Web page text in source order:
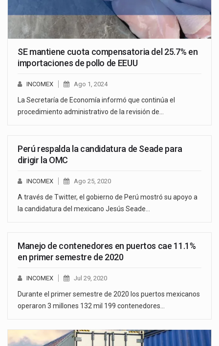
SE mantiene cuota compensatoria del 25.7% en
importaciones de pollo de EEUU
INCOMEX Ago 1, 2024
La Secretaría de Economía informó que continúa el
procedimiento administrativo de la revisión de…
Perú respalda la candidatura de Seade para
dirigir la OMC
INCOMEX Ago 25, 2020
A través de Twitter, el gobierno de Perú mostró su apoyo a
la candidatura del mexicano Jesús Seade…
Manejo de contenedores en puertos cae 11.1%
en primer semestre de 2020
INCOMEX Jul 29, 2020
Durante el primer semestre de 2020 los puertos mexicanos
operaron 3 millones 132 mil 199 contenedores…